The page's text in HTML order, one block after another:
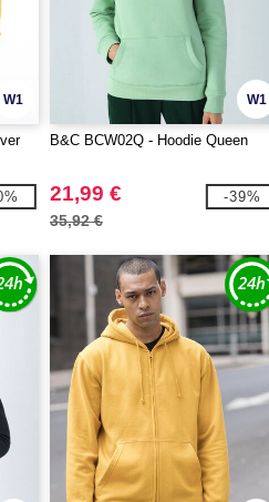
W1 W1
B&C BCW02Q - Hoodie Queen
21,99 €
35,92 €
-39%